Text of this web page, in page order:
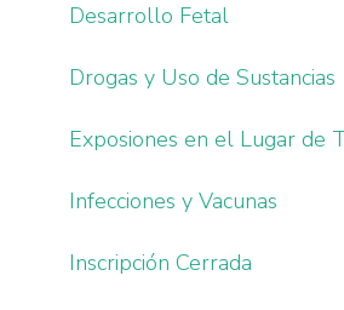
Desarrollo Fetal
Drogas y Uso de Sustancias
Exposiones en el Lugar de
Infecciones y Vacunas
Inscripción Cerrada